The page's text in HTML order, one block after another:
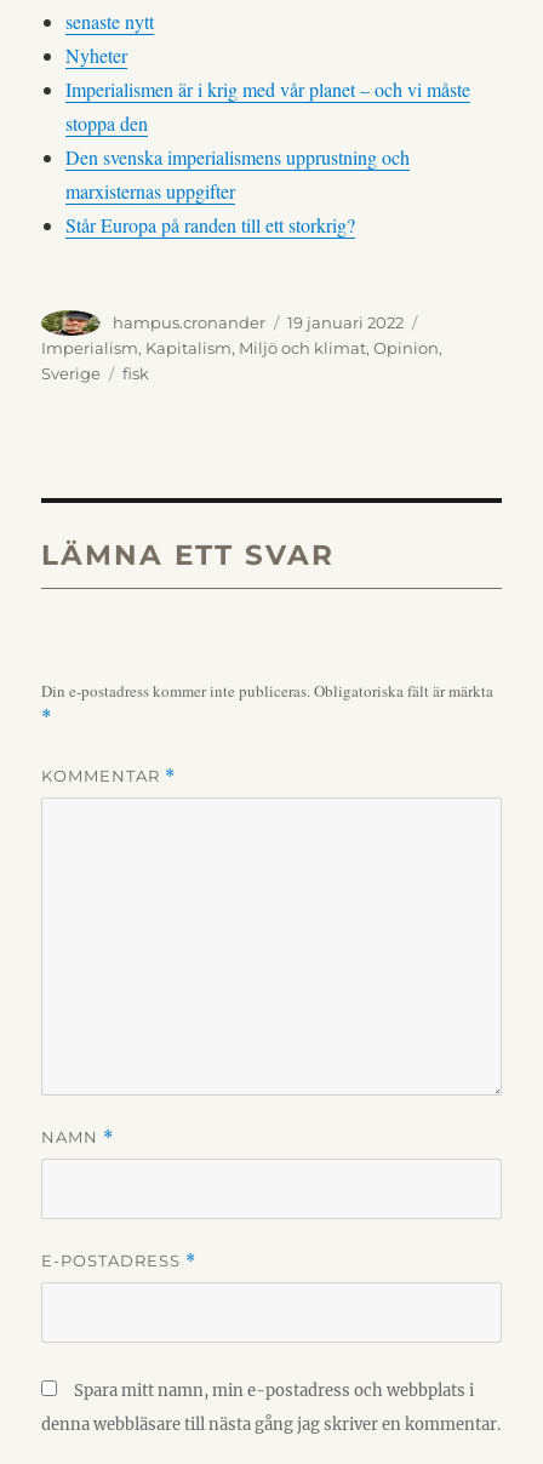
senaste nytt
Nyheter
Imperialismen är i krig med vår planet – och vi måste
stoppa den
Den svenska imperialismens upprustning och
marxisternas uppgifter
Står Europa på randen till ett storkrig?
Författare
hampus.cronander
Publicerat
den
19 januari 2022
Imperialism, Kapitalism, Miljö och klimat,Opinion,
Sverige
Etiketter
fisk
LÄMNA ETT SVAR
Din e-postadress kommer inte publiceras.Obligatoriska fält är märkta
*
KOMMENTAR *
NAMN *
E-POSTADRESS *
Spara mitt namn, min e-postadress och webbplats i
denna webbläsare till nästa gång jag skriver en kommentar.